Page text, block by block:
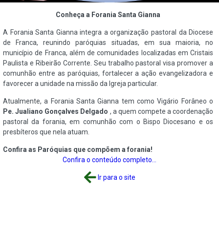
Conheça a Forania Santa Gianna
A Forania Santa Gianna integra a organização pastoral da Diocese
de Franca, reunindo paróquias situadas, em sua maioria, no
município de Franca, além de comunidades localizadas em Cristais
Paulista e Ribeirão Corrente. Seu trabalho pastoral visa promover a
comunhão entre as paróquias, fortalecer a ação evangelizadora e
favorecer a unidade na missão da Igreja particular.
Atualmente, a Forania Santa Gianna tem como Vigário Forâneo o
Pe. Jualiano Gonçalves Delgado , a quem compete a coordenação
pastoral da forania, em comunhão com o Bispo Diocesano e os
presbíteros que nela atuam.
Confira as Paróquias que compõem a forania!
Confira o conteúdo completo...
Ir para o site